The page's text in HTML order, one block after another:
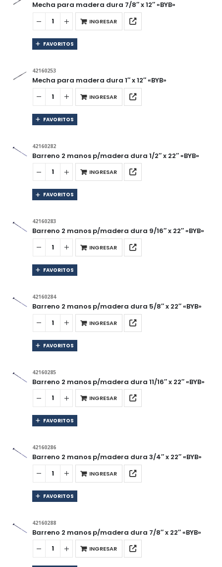
Mecha para madera dura 7/8″ x 12″ «BYB»
INGRESAR
FAVORITOS
42160253
Mecha para madera dura 1″ x 12″ «BYB»
INGRESAR
FAVORITOS
42160282
Barreno 2 manos p/madera dura 1/2″ x 22″ «BYB»
INGRESAR
FAVORITOS
42160283
Barreno 2 manos p/madera dura 9/16″ x 22″ «BYB»
INGRESAR
FAVORITOS
42160284
Barreno 2 manos p/madera dura 5/8″ x 22″ «BYB»
INGRESAR
FAVORITOS
42160285
Barreno 2 manos p/madera dura 11/16″ x 22″ «BYB»
INGRESAR
FAVORITOS
42160286
Barreno 2 manos p/madera dura 3/4″ x 22″ «BYB»
INGRESAR
FAVORITOS
42160288
Barreno 2 manos p/madera dura 7/8″ x 22″ «BYB»
INGRESAR